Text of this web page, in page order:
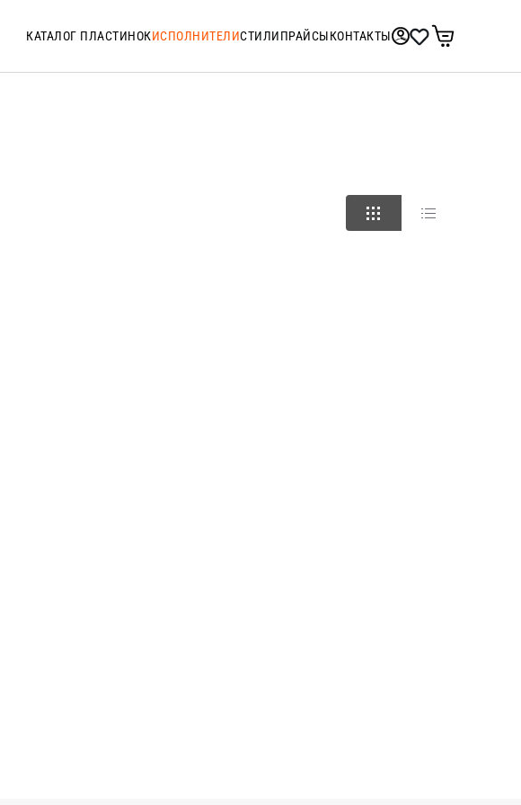
КАТАЛОГ ПЛАСТИНОКИСПОЛНИТЕЛИСТИЛИПРАЙСЫКОНТАКТЫ